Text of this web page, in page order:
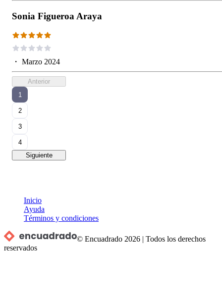
Sonia Figueroa Araya
・ Marzo 2024
Anterior
1
2
3
4
Siguiente
Inicio
Ayuda
Términos y condiciones
© Encuadrado 2026 |Todos los derechos
reservados